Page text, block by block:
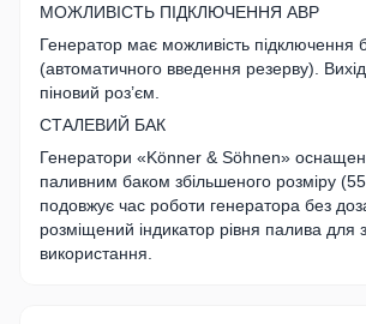
МОЖЛИВІСТЬ ПІДКЛЮЧЕННЯ АВР
Генератор має можливість підключення
(автоматичного введення резерву).
піновий роз’єм.
СТАЛЕВИЙ БАК
Генератори «Könner & Söhnen»
паливним баком збільшеного розміру
подовжує час роботи генератора без
розміщений індикатор рівня палива для
використання.